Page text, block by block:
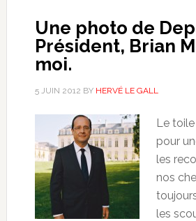
Une photo de
Président, Brian
moi.
5 JUIN 2012 BY HERVÉ LE GALL
Le toile
pour
les
nos
les